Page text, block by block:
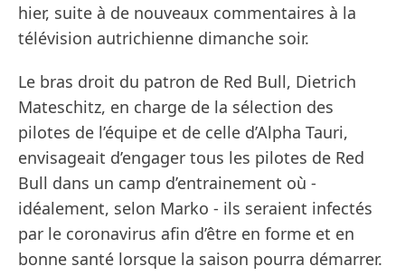
hier, suite à de nouveaux commentaires à la
télévision autrichienne dimanche soir.
Le bras droit du patron de Red Bull, Dietrich
Mateschitz, en charge de la sélection des
pilotes de l’équipe et de celle d’Alpha Tauri,
envisageait d’engager tous les pilotes de Red
Bull dans un camp d’entrainement où -
idéalement, selon Marko - ils seraient infectés
par le coronavirus afin d’être en forme et en
bonne santé lorsque la saison pourra démarrer.